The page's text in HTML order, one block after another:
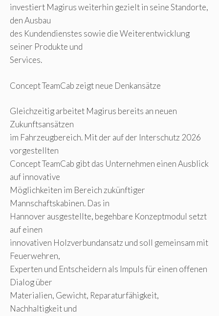
investiert Magirus weiterhin gezielt in seine Standorte,
den Ausbau
des Kundendienstes sowie die Weiterentwicklung
seiner Produkte und
Services.
Concept TeamCab zeigt neue Denkansätze
Gleichzeitig arbeitet Magirus bereits an neuen
Zukunftsansätzen
im Fahrzeugbereich. Mit der auf der Interschutz 2026
vorgestellten
Concept TeamCab gibt das Unternehmen einen Ausblick
auf innovative
Möglichkeiten im Bereich zukünftiger
Mannschaftskabinen. Das in
Hannover ausgestellte, begehbare Konzeptmodul setzt
auf einen
innovativen Holzverbundansatz und soll gemeinsam mit
Feuerwehren,
Experten und Entscheidern als Impuls für einen offenen
Dialog über
Materialien, Gewicht, Reparaturfähigkeit,
Nachhaltigkeit und